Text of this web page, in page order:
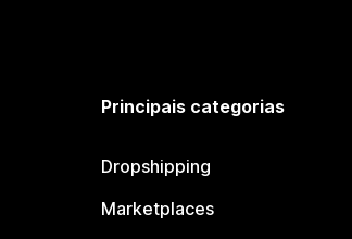
Principais categorias
Dropshipping
Marketplaces